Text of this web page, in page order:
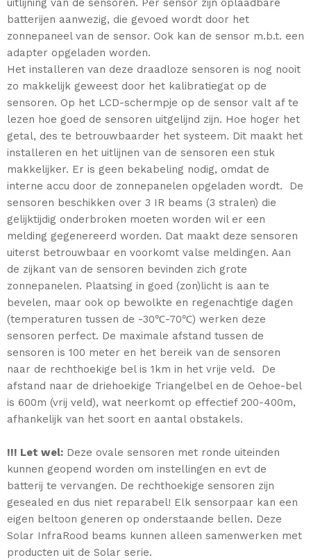
batterijen aanwezig, die gevoed wordt door het
zonnepaneel van de sensor. Ook kan de sensor m.b.t. een
adapter opgeladen worden.
Het installeren van deze draadloze sensoren is nog nooit
zo makkelijk geweest door het kalibratiegat op de
sensoren. Op het LCD-schermpje op de sensor valt af te
lezen hoe goed de sensoren uitgelijnd zijn. Hoe hoger het
getal, des te betrouwbaarder het systeem. Dit maakt het
installeren en het uitlijnen van de sensoren een stuk
makkelijker. Er is geen bekabeling nodig, omdat de
interne accu door de zonnepanelen opgeladen wordt. De
sensoren beschikken over 3 IR beams (3 stralen) die
gelijktijdig onderbroken moeten worden wil er een
melding gegenereerd worden. Dat maakt deze sensoren
uiterst betrouwbaar en voorkomt valse meldingen. Aan
de zijkant van de sensoren bevinden zich grote
zonnepanelen. Plaatsing in goed (zon)licht is aan te
bevelen, maar ook op bewolkte en regenachtige dagen
(temperaturen tussen de -30℃-70℃) werken deze
sensoren perfect. De maximale afstand tussen de
sensoren is 100 meter en het bereik van de sensoren
naar de rechthoekige bel is 1km in het vrije veld. De
afstand naar de driehoekige Triangelbel en de Oehoe-bel
is 600m (vrij veld), wat neerkomt op effectief 200-400m,
afhankelijk van het soort en aantal obstakels.
!!! Let wel: Deze ovale sensoren met ronde uiteinden
kunnen geopend worden om instellingen en evt de
batterij te vervangen. De rechthoekige sensoren zijn
gesealed en dus niet reparabel! Elk sensorpaar kan een
eigen beltoon generen op onderstaande bellen. Deze
Solar InfraRood beams kunnen alleen samenwerken met
producten uit de Solar serie.